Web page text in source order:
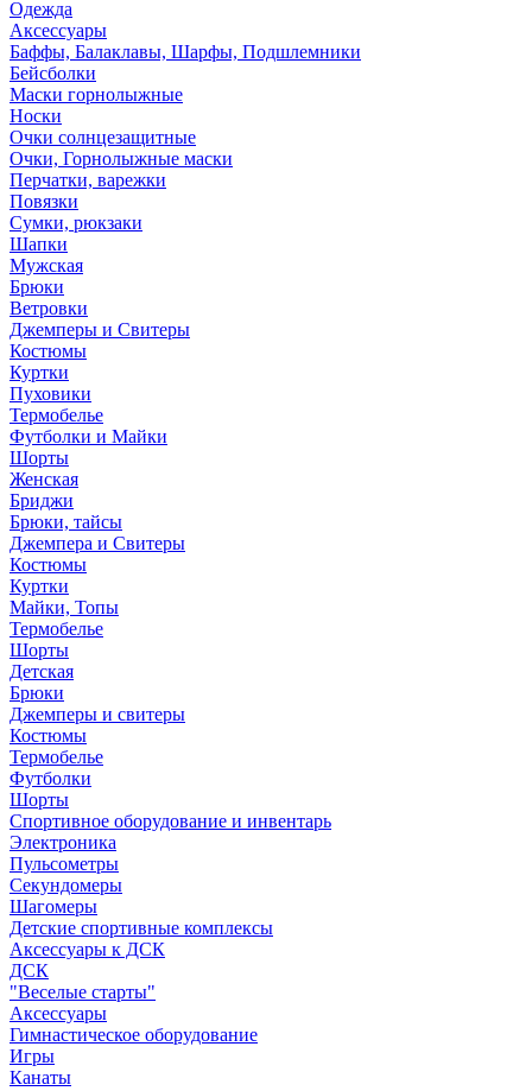
Одежда
Аксессуары
Баффы, Балаклавы, Шарфы, Подшлемники
Бейсболки
Маски горнолыжные
Носки
Очки солнцезащитные
Очки, Горнолыжные маски
Перчатки, варежки
Повязки
Сумки, рюкзаки
Шапки
Мужская
Брюки
Ветровки
Джемперы и Свитеры
Костюмы
Куртки
Пуховики
Термобелье
Футболки и Майки
Шорты
Женская
Бриджи
Брюки, тайсы
Джемпера и Свитеры
Костюмы
Куртки
Майки, Топы
Термобелье
Шорты
Детская
Брюки
Джемперы и свитеры
Костюмы
Термобелье
Футболки
Шорты
Спортивное оборудование и инвентарь
Электроника
Пульсометры
Секундомеры
Шагомеры
Детские спортивные комплексы
Аксессуары к ДСК
ДСК
"Веселые старты"
Аксессуары
Гимнастическое оборудование
Игры
Канаты